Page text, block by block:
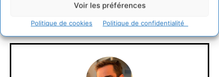
Voir les préférences
Politique de cookies Politique de confidentialité
CONNECTER POUR LAISSER UN COMMENTAIRE